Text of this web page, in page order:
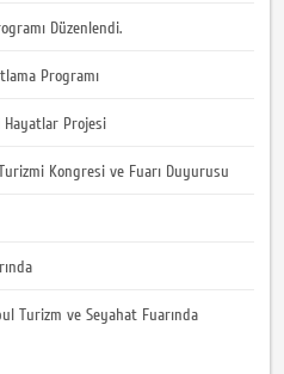
Düzenlendi.
Programı
Hayatlar Projesi
Kongresi ve Fuarı Duyurusu
Turizm ve Seyahat Fuarında